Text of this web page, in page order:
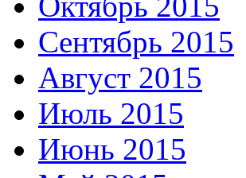
Сентябрь 2015
Август 2015
Июль 2015
Июнь 2015